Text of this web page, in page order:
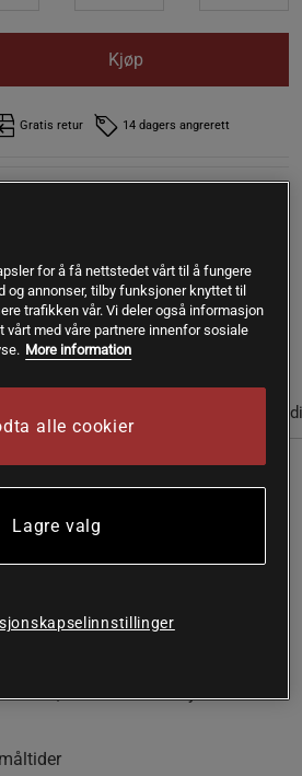
Kjøp
Gratis retur 14 dagers angrerett
fra Nutrilett er en komplett
brukes som VLCD og erstatte
dag for vektkontroll. Med komplett
vitaminer, mineraler med mer.
Næringsinformasjon &
fra Nutrilett er en komplett
dag for vektkontroll. Med komplett
800 kcal. En enkel måte å
for å få nettstedet vårt til å fungere
og annonser, tilby funksjoner knyttet til
trafikken vår. Vi deler også informasjon
vårt med våre partnere innenfor sosiale
More information
alle cookier
Lagre valg